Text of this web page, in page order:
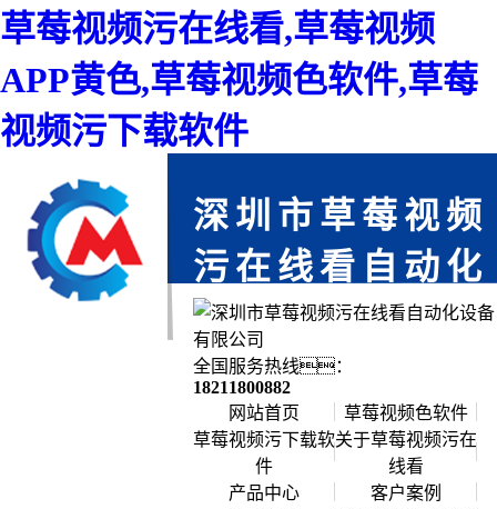
草莓视频污在线看,草莓视频
APP黄色,草莓视频色软件,草莓
视频污下载软件
深圳市草莓视频
污在线看自动化
设备有限公司
免费上门服务,为您省时,每一个项目都
严格把关,确保每个产品零缺陷
全国服务热线：
18211800882
网站首页
草莓视频色软件
草莓视频污下载软
件
关于草莓视频污在
线看
公司简介
产品中心
客户案例